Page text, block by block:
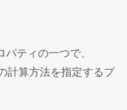
ティの一つで、
計算方法を指定するプ